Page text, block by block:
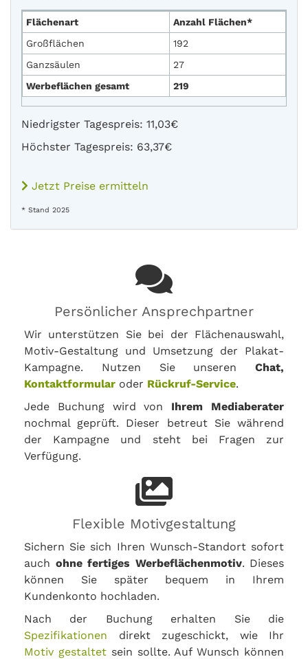
Flächenart
Anzahl Flächen*
Großflächen
192
Ganzsäulen
27
Werbeflächen gesamt
219
Niedrigster Tagespreis: 11,03€
Höchster Tagespreis: 63,37€
Jetzt Preise ermitteln
* Stand 2025
Persönlicher Ansprechpartner
Wir unterstützen Sie bei der Flächenauswahl,
Motiv-Gestaltung und Umsetzung der Plakat-
Kampagne. Nutzen Sie unseren Chat,
Kontaktformular oder Rückruf-Service.
Jede Buchung wird von Ihrem Mediaberater
nochmal geprüft. Dieser betreut Sie während
der Kampagne und steht bei Fragen zur
Verfügung.
Flexible Motivgestaltung
Sichern Sie sich Ihren Wunsch-Standort sofort
auch ohne fertiges Werbeflächenmotiv. Dieses
können Sie später bequem in Ihrem
Kundenkonto hochladen.
Nach der Buchung erhalten Sie die
Spezifikationen direkt zugeschickt, wie Ihr
Motiv gestaltetsein sollte. Auf Wunsch können